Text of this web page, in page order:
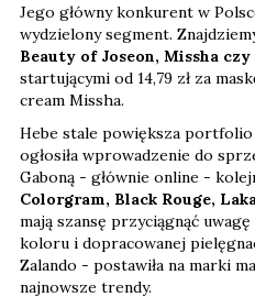
Jego główny konkurent w
wydzielony segment.
Beauty of Joseon, Missha
startującymi od 14,79 zł za
cream Missha.
Hebe stale powiększa portfolio
ogłosiła wprowadzenie do
Gaboną - głównie online -
Colorgram, Black Rouge,
mają szansę przyciągnąć
koloru i dopracowanej
Zalando - postawiła na marki
najnowsze trendy.